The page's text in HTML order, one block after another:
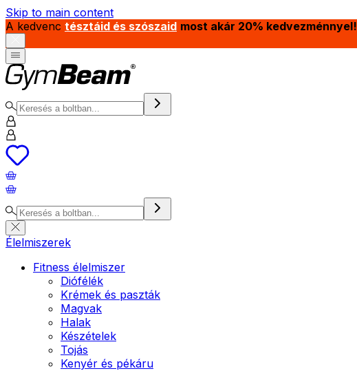
Skip to main content
A kedvenc tésztáid és szószaid most akár 20% kedvezménnyel!
Élelmiszerek
Fitness élelmiszer
Diófélék
Krémek és paszták
Magvak
Halak
Készételek
Tojás
Kenyér és pékáru